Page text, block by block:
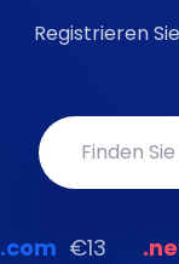
Registrieren
.com €13